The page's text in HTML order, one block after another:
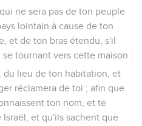
ne sera pas de ton peuple
lointain à cause de ton
et de ton bras étendu, s'il
tournant vers cette maison :
du lieu de ton habitation, et
réclamera de toi ; afin que
ton nom, et te
et qu'ils sachent que